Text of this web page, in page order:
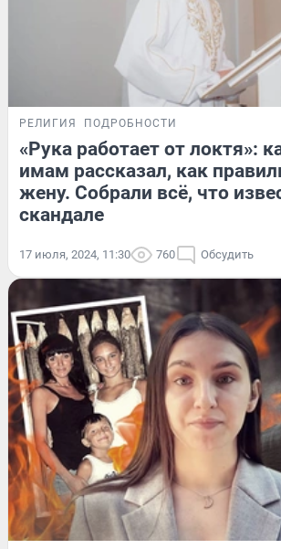
РЕЛИГИЯ ПОДРОБНОСТИ
«Рука работает от локтя»:
имам рассказал, как
жену. Собрали всё, что
скандале
17 июля, 2024, 11:30 760 Обсудить